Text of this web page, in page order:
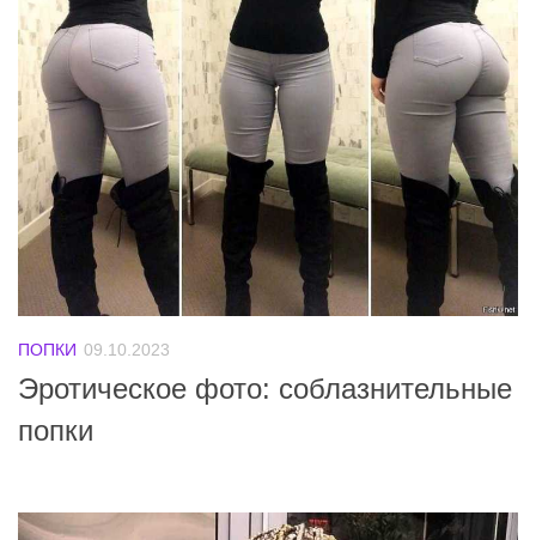
ПОПКИ 09.10.2023
Эротическое фото: соблазнительные
попки